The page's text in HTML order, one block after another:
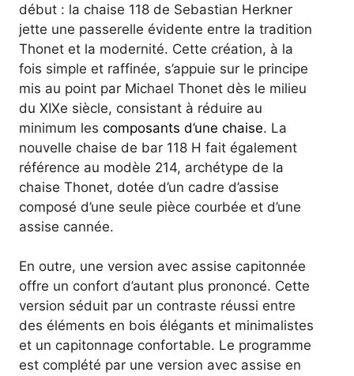
début : la chaise 118 de Sebastian Herkner
jette une passerelle évidente entre la tradition
Thonet et la modernité. Cette création, à la
fois simple et raffinée, s’appuie sur le principe
mis au point par Michael Thonet dès le milieu
du XIXe siècle, consistant à réduire au
minimum lescomposants d’une chaise. La
nouvelle chaise de bar 118 H fait également
référence au modèle 214, archétype de la
chaise Thonet, dotée d’un cadre d’assise
composé d’une seule pièce courbée et d’une
assise cannée.
En outre, une version avec assise capitonnée
offre un confort d’autant plus prononcé. Cette
version séduit par un contraste réussi entre
des éléments en bois élégants et minimalistes
et un capitonnage confortable. Le programme
est complété par une version avec assise en